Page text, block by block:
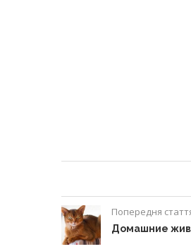
Попередня
Домашние